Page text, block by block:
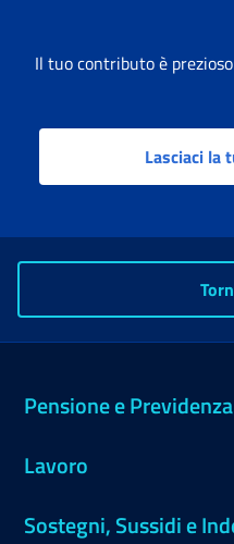
Il tuo contributo è
Lasciaci la
Pensione e Previdenza
Lavoro
Sostegni, Sussidi e